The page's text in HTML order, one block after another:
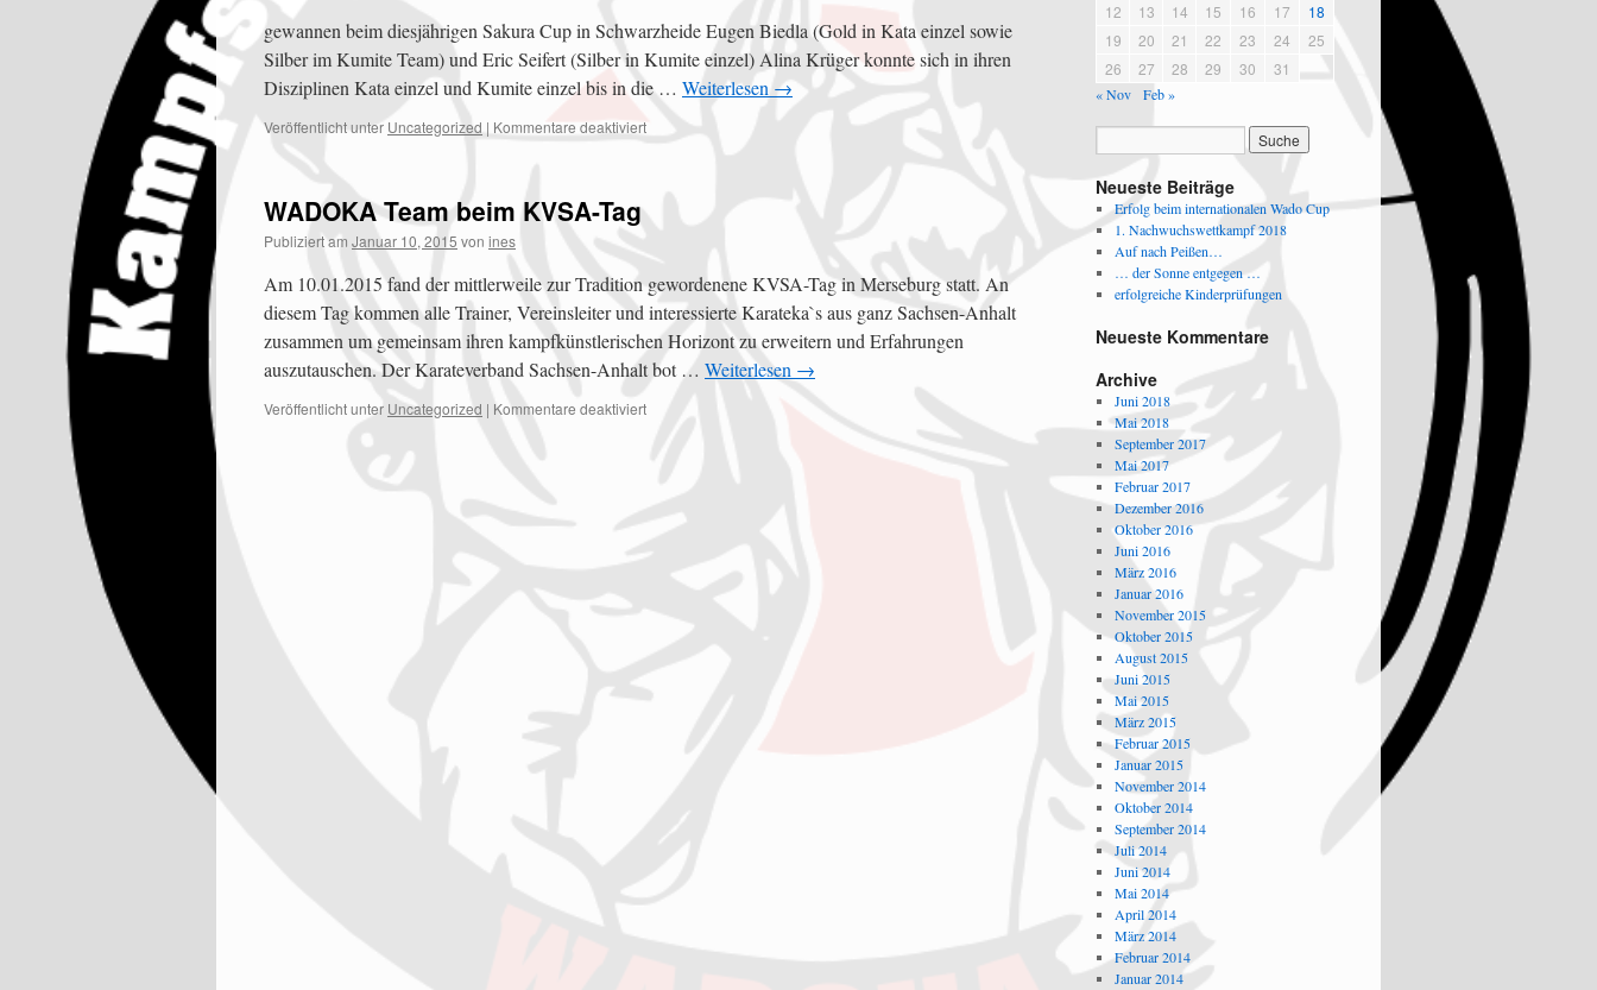
gewannen beim diesjährigen Sakura Cup in Schwarzheide Eugen Biedla (Gold in Kata einzel sowie
Silber im Kumite Team) und Eric Seifert (Silber in Kumite einzel) Alina Krüger konnte sich in ihren
Disziplinen Kata einzel und Kumite einzel bis in die … Weiterlesen →
Veröffentlicht unter Uncategorized | Kommentare deaktiviert
WADOKA Team beim KVSA-Tag
Publiziert am Januar 10, 2015 von ines
Am 10.01.2015 fand der mittlerweile zur Tradition gewordenene KVSA-Tag in Merseburg statt. An
diesem Tag kommen alle Trainer, Vereinsleiter und interessierte Karateka`s aus ganz Sachsen-Anhalt
zusammen um gemeinsam ihren kampfkünstlerischen Horizont zu erweitern und Erfahrungen
auszutauschen. Der Karateverband Sachsen-Anhalt bot … Weiterlesen →
Veröffentlicht unter Uncategorized | Kommentare deaktiviert
12
13 14 15 16 17
18
19
20 21 22 23 24
25
26
27 28 29 30 31
« Nov Feb »
Neueste Beiträge
Erfolg beim internationalen Wado Cup
1. Nachwuchswettkampf 2018
Auf nach Peißen…
… der Sonne entgegen …
erfolgreiche Kinderprüfungen
Neueste Kommentare
Archive
Juni 2018
Mai 2018
September 2017
Mai 2017
Februar 2017
Dezember 2016
Oktober 2016
Juni 2016
März 2016
Januar 2016
November 2015
Oktober 2015
August 2015
Juni 2015
Mai 2015
März 2015
Februar 2015
Januar 2015
November 2014
Oktober 2014
September 2014
Juli 2014
Juni 2014
Mai 2014
April 2014
März 2014
Februar 2014
Januar 2014